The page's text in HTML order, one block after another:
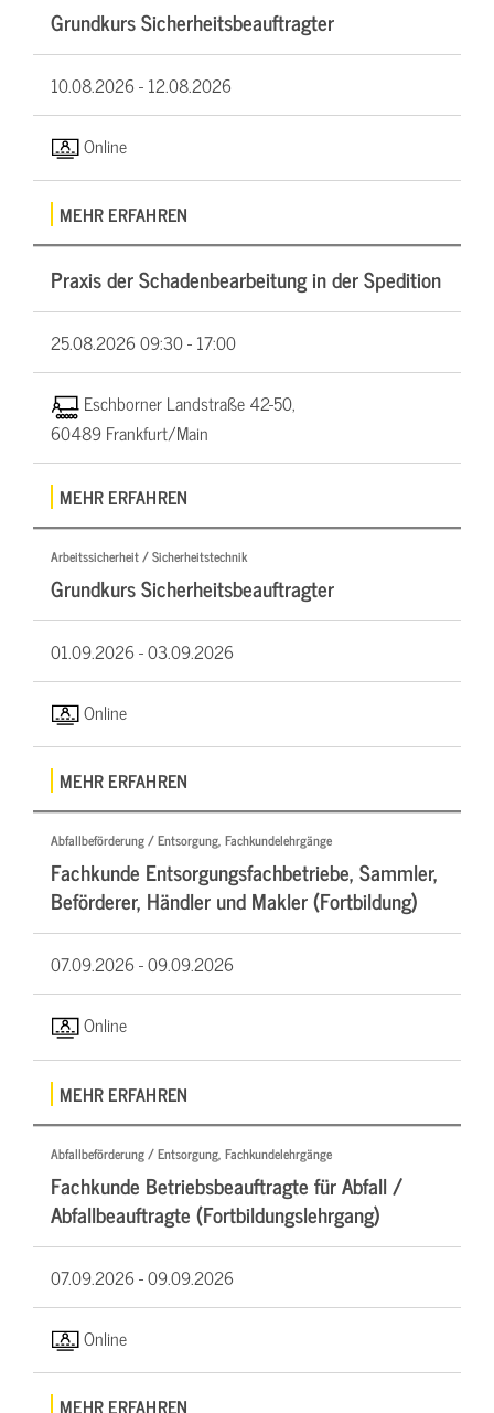
Grundkurs Sicherheitsbeauftragter
10.08.2026 -12.08.2026
Online
MEHR ERFAHREN
Praxis der Schadenbearbeitung in der Spedition
25.08.202609:30 - 17:00
Eschborner Landstraße 42-50,
60489 Frankfurt/Main
MEHR ERFAHREN
Arbeitssicherheit / Sicherheitstechnik
Grundkurs Sicherheitsbeauftragter
01.09.2026 -03.09.2026
Online
MEHR ERFAHREN
Abfallbeförderung / Entsorgung, Fachkundelehrgänge
Fachkunde Entsorgungsfachbetriebe, Sammler,
Beförderer, Händler und Makler (Fortbildung)
07.09.2026 -09.09.2026
Online
MEHR ERFAHREN
Abfallbeförderung / Entsorgung, Fachkundelehrgänge
Fachkunde Betriebsbeauftragte für Abfall /
Abfallbeauftragte (Fortbildungslehrgang)
07.09.2026 -09.09.2026
Online
MEHR ERFAHREN